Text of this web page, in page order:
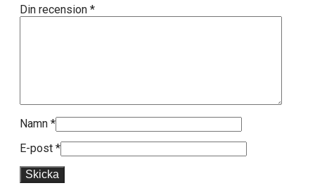
Din recension *
Namn *
E-post *